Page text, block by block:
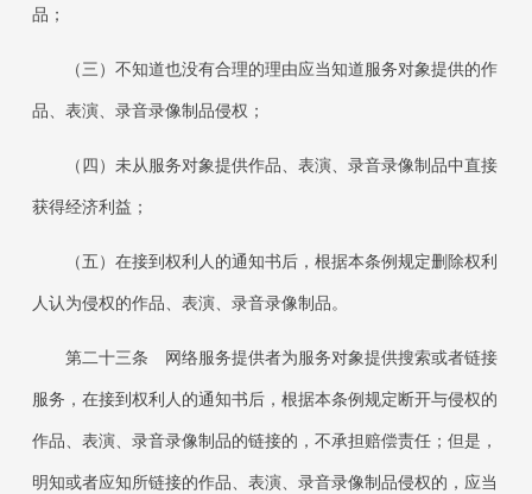
品；
（三）不知道也没有合理的理由应当知道服务对象提供的作
品、表演、录音录像制品侵权；
（四）未从服务对象提供作品、表演、录音录像制品中直接
获得经济利益；
（五）在接到权利人的通知书后，根据本条例规定删除权利
人认为侵权的作品、表演、录音录像制品。
第二十三条 网络服务提供者为服务对象提供搜索或者链接
服务，在接到权利人的通知书后，根据本条例规定断开与侵权的
作品、表演、录音录像制品的链接的，不承担赔偿责任；但是，
明知或者应知所链接的作品、表演、录音录像制品侵权的，应当